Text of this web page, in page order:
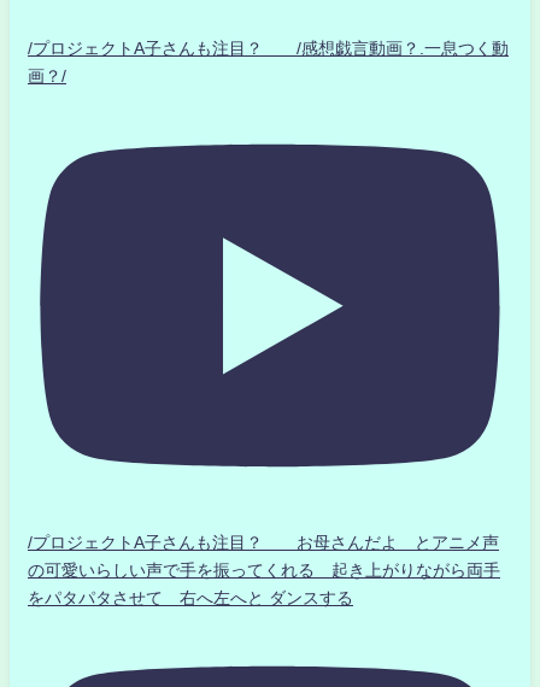
/プロジェクトA子さんも注目？ /感想戯言動画？.一息つく動
画？/
/プロジェクトA子さんも注目？ お母さんだよ とアニメ声
の可愛いらしい声で手を振ってくれる 起き上がりながら両手
をパタパタさせて 右へ左へと ダンスする